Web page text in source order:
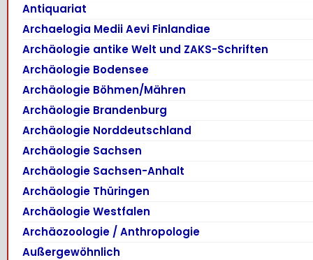
Antiquariat
Archaelogia Medii Aevi Finlandiae
Archäologie antike Welt und ZAKS-Schriften
Archäologie Bodensee
Archäologie Böhmen/Mähren
Archäologie Brandenburg
Archäologie Norddeutschland
Archäologie Sachsen
Archäologie Sachsen-Anhalt
Archäologie Thüringen
Archäologie Westfalen
Archäozoologie / Anthropologie
Außergewöhnlich